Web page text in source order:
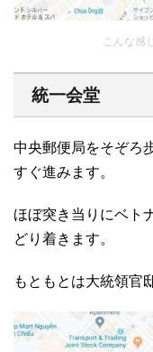
こんな感
統一会堂
中央郵便局をそぞろ
すぐ進みます。
ほぼ突き当りにベト
どり着きます。
もともとは大統領官